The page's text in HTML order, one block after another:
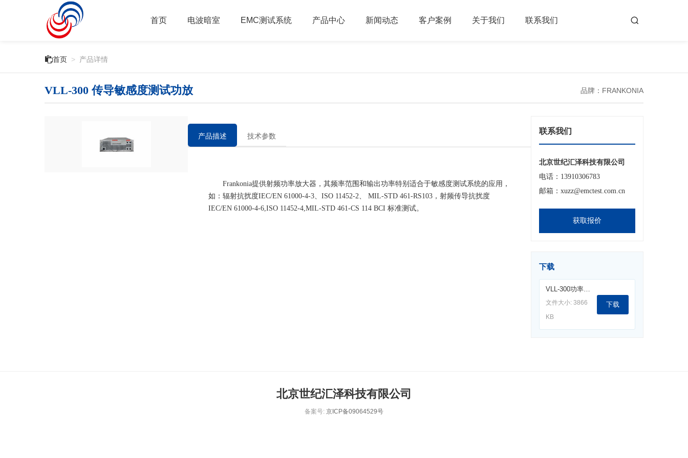
首页 电波暗室 EMC测试系统 产品中心 新闻动态 客户案例 关于我们 联系我们
首页 > 产品详情
VLL-300 传导敏感度测试功放 品牌：FRANKONIA
产品描述 技术参数
Frankonia提供射频功率放大器，其频率范围和输出功率特别适合于敏感度测试系统的应用，
如：辐射抗扰度IEC/EN 61000-4-3、ISO 11452-2、 MIL-STD 461-RS103，射频传导抗扰度
IEC/EN 61000-4-6,ISO 11452-4,MIL-STD 461-CS 114 BCI 标准测试。
联系我们
北京世纪汇泽科技有限公司
电话：13910306783
邮箱：xuzz@emctest.com.cn
获取报价
下载
VLL-300功率放大器（10KHz-250MHz-300W).pdf
文件大小: 3866
KB
下载
北京世纪汇泽科技有限公司
备案号: 京ICP备09064529号